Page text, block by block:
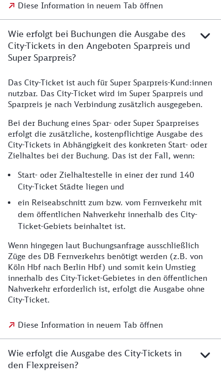
Diese Information in neuem Tab öffnen
Wie erfolgt bei Buchungen die Ausgabe des
City-Tickets in den Angeboten Sparpreis und
Super Sparpreis?
Das City-Ticket ist auch für Super Sparpreis-Kund:innen
nutzbar. Das City-Ticket wird im Super Sparpreis und
Sparpreis je nach Verbindung zusätzlich ausgegeben.
Bei der Buchung eines Spar- oder Super Sparpreises
erfolgt die zusätzliche, kostenpflichtige Ausgabe des
City-Tickets in Abhängigkeit des konkreten Start- oder
Zielhaltes bei der Buchung. Das ist der Fall, wenn:
Start- oder Zielhaltestelle in einer der rund 140
City-Ticket Städte liegen und
ein Reiseabschnitt zum bzw. vom Fernverkehr mit
dem öffentlichen Nahverkehr innerhalb des City-
Ticket-Gebiets beinhaltet ist.
Wenn hingegen laut Buchungsanfrage ausschließlich
Züge des DB Fernverkehrs benötigt werden (z.B. von
Köln Hbf nach Berlin Hbf) und somit kein Umstieg
innerhalb des City-Ticket-Gebietes in den öffentlichen
Nahverkehr erforderlich ist, erfolgt die Ausgabe ohne
City-Ticket.
Diese Information in neuem Tab öffnen
Wie erfolgt die Ausgabe des City-Tickets in
den Flexpreisen?